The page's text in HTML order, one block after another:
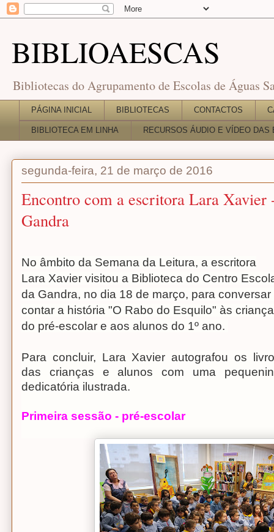
BIBLIOAESCAS
Bibliotecas do Agrupamento de Escolas de Águas
PÁGINA INICIAL BIBLIOTECAS CONTACTOS
BIBLIOTECA EM LINHA RECURSOS ÁUDIO E VÍDEO DAS
segunda-feira, 21 de março de 2016
Encontro com a escritora Lara Xavier
Gandra
No âmbito da Semana da Leitura, a escritora
Lara Xavier visitou a Biblioteca do Centro
da Gandra, no dia 18 de março, para conversar
contar a história "O Rabo do Esquilo" às
do pré-escolar e aos alunos do 1º ano.
Para concluir, Lara Xavier autografou os
das crianças e alunos com uma
dedicatória ilustrada.
Primeira sessão - pré-escolar